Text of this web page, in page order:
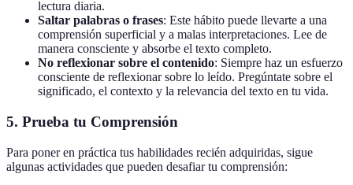
lectura diaria.
Saltar palabras o frases: Este hábito puede llevarte a una
comprensión superficial y a malas interpretaciones. Lee de
manera consciente y absorbe el texto completo.
No reflexionar sobre el contenido: Siempre haz un esfuerzo
consciente de reflexionar sobre lo leído. Pregúntate sobre el
significado, el contexto y la relevancia del texto en tu vida.
5. Prueba tu Comprensión
Para poner en práctica tus habilidades recién adquiridas, sigue
algunas actividades que pueden desafiar tu comprensión: